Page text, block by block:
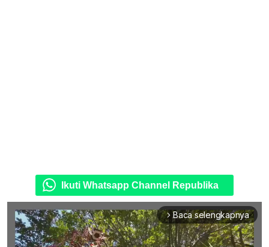
Ikuti Whatsapp Channel Republika
arrow_forward_ios Baca selengkapnya